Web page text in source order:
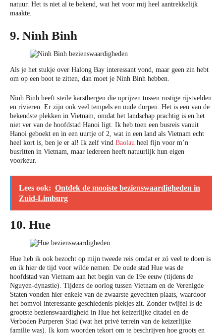
natuur. Het is niet al te bekend, wat het voor mij heel aantrekkelijk
maakte.
9. Ninh Binh
Als je het stukje over Halong Bay interessant vond, maar geen zin hebt
om op een boot te zitten, dan moet je Ninh Binh hebben.
Ninh Binh heeft steile karstbergen die oprijzen tussen rustige rijstvelden
en rivieren. Er zijn ook veel tempels en oude dorpen. Het is een van de
bekendste plekken in Vietnam, omdat het landschap prachtig is en het
niet ver van de hoofdstad Hanoi ligt. Ik heb toen een busreis vanuit
Hanoi geboekt en in een uurtje of 2, wat in een land als Vietnam echt
heel kort is, ben je er al! Ik zelf vind Baolau heel fijn voor m’n
busritten in Vietnam, maar iedereen heeft natuurlijk hun eigen
voorkeur.
Lees ook: Ontdek de mooiste bezienswaardigheden in
Zuid-Limburg
10. Hue
Hue heb ik ook bezocht op mijn tweede reis omdat er zó veel te doen is
en ik hier de tijd voor wilde nemen. De oude stad Hue was de
hoofdstad van Vietnam aan het begin van de 19e eeuw (tijdens de
Nguyen-dynastie). Tijdens de oorlog tussen Vietnam en de Verenigde
Staten vonden hier enkele van de zwaarste gevechten plaats, waardoor
het bomvol interessante geschiedenis plekjes zit. Zonder twijfel is de
grootste bezienswaardigheid in Hue het keizerlijke citadel en de
Verboden Purperen Stad (wat het privé terrein van de keizerlijke
familie was). Ik kom woorden tekort om te beschrijven hoe groots en